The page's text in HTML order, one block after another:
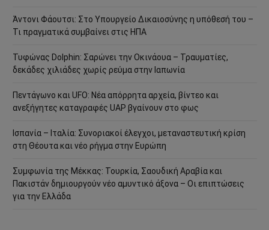
Άντονι Φάουτσι: Στο Υπουργείο Δικαιοσύνης η υπόθεσή του –
Τι πραγματικά συμβαίνει στις ΗΠΑ
Τυφώνας Dolphin: Σαρώνει την Οκινάουα – Τραυματίες,
δεκάδες χιλιάδες χωρίς ρεύμα στην Ιαπωνία
Πεντάγωνο και UFO: Νέα απόρρητα αρχεία, βίντεο και
ανεξήγητες καταγραφές UAP βγαίνουν στο φως
Ισπανία – Ιταλία: Συνοριακοί έλεγχοι, μεταναστευτική κρίση
στη Θέουτα και νέο ρήγμα στην Ευρώπη
Συμφωνία της Μέκκας: Τουρκία, Σαουδική Αραβία και
Πακιστάν δημιουργούν νέο αμυντικό άξονα – Οι επιπτώσεις
για την Ελλάδα